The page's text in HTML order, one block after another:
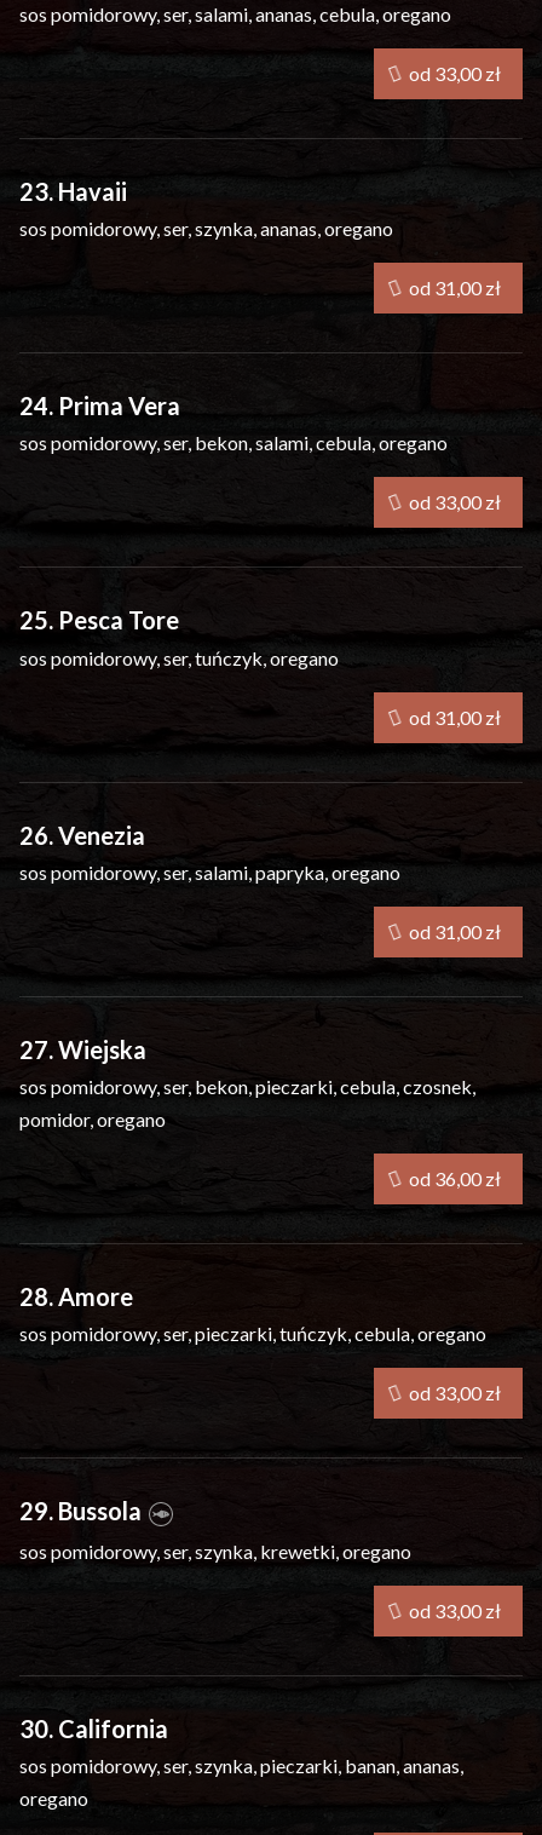
sos pomidorowy, ser, salami, ananas, cebula, oregano
23. Havaii
sos pomidorowy, ser, szynka, ananas, oregano
24. Prima Vera
sos pomidorowy, ser, bekon, salami, cebula, oregano
25. Pesca Tore
sos pomidorowy, ser, tuńczyk, oregano
26. Venezia
sos pomidorowy, ser, salami, papryka, oregano
27. Wiejska
sos pomidorowy, ser, bekon, pieczarki, cebula, czosnek,
pomidor, oregano
28. Amore
sos pomidorowy, ser, pieczarki, tuńczyk, cebula, oregano
29. Bussola
sos pomidorowy, ser, szynka, krewetki, oregano
30. California
sos pomidorowy, ser, szynka, pieczarki, banan, ananas,
oregano